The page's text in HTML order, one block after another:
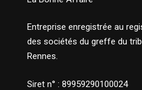
Entreprise enregistrée au
des sociétés du greffe du
Rennes.
Siret n° : 89959290100024